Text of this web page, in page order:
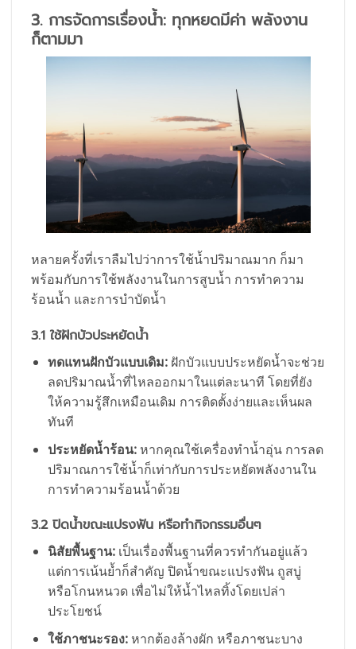
3. การจัดการเรื่องน้ำ: ทุกหยดมีค่า พลังงาน
ก็ตามมา
หลายครั้งที่เราลืมไปว่าการใช้น้ำปริมาณมาก ก็มา
พร้อมกับการใช้พลังงานในการสูบน้ำ การทำความ
ร้อนน้ำ และการบำบัดน้ำ
3.1 ใช้ฝักบัวประหยัดน้ำ
ทดแทนฝักบัวแบบเดิม:ฝักบัวแบบประหยัดน้ำจะช่วย
ลดปริมาณน้ำที่ไหลออกมาในแต่ละนาที โดยที่ยัง
ให้ความรู้สึกเหมือนเดิม การติดตั้งง่ายและเห็นผล
ทันที
ประหยัดน้ำร้อน:หากคุณใช้เครื่องทำน้ำอุ่น การลด
ปริมาณการใช้น้ำก็เท่ากับการประหยัดพลังงานใน
การทำความร้อนน้ำด้วย
3.2 ปิดน้ำขณะแปรงฟัน หรือทำกิจกรรมอื่นๆ
นิสัยพื้นฐาน:เป็นเรื่องพื้นฐานที่ควรทำกันอยู่แล้ว
แต่การเน้นย้ำก็สำคัญ ปิดน้ำขณะแปรงฟัน ถูสบู่
หรือโกนหนวด เพื่อไม่ให้น้ำไหลทิ้งโดยเปล่า
ประโยชน์
ใช้ภาชนะรอง:หากต้องล้างผัก หรือภาชนะบาง